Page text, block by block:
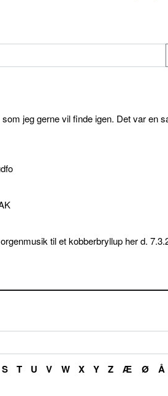
jeg gerne vil finde igen. Det var en
til et kobberbryllup her d.
S T U V W X Y Z Æ Ø Å